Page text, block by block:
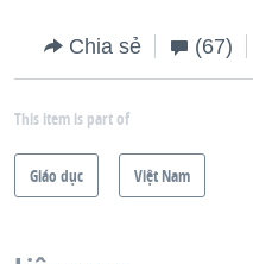
Chia sẻ (67)
This item is part of
Giáo dục Việt Nam